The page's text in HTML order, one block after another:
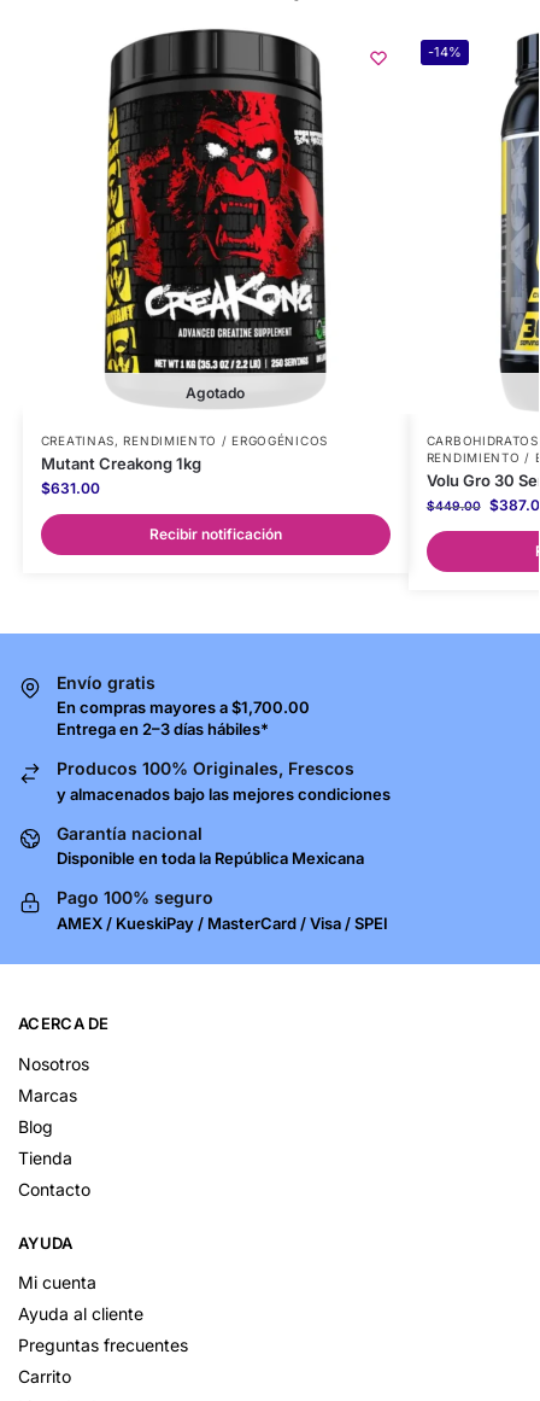
Agotado
CREATINAS,RENDIMIENTO / ERGOGÉNICOS
Mutant Creakong 1kg
$631.00
Recibir notificación
-14%
RENDIMIENTO /
Volu Gro 30
$449.00 $
Envío gratis
En compras mayores a $1,700.00
Entrega en 2–3 días hábiles*
Producos 100% Originales, Frescos
y almacenados bajo las mejores condiciones
Garantía nacional
Disponible en toda la República Mexicana
Pago 100% seguro
AMEX / KueskiPay / MasterCard / Visa / SPEI
ACERCA DE
Nosotros
Marcas
Blog
Tienda
Contacto
AYUDA
Mi cuenta
Ayuda al cliente
Preguntas frecuentes
Carrito